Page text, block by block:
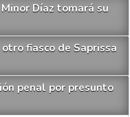
Díaz tomará su
fiasco de Saprissa
penal por presunto